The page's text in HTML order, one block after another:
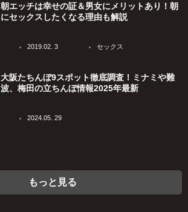
朝エッチは幸せの証＆男女にメリットあり！朝
にセックスしたくなる理由も解説
2019.02. 3 セックス
大阪たちんぼ9スポット徹底調査！ミナミや難
波、梅田の立ちんぼ情報2025年最新
2024.05. 29
もっと見る